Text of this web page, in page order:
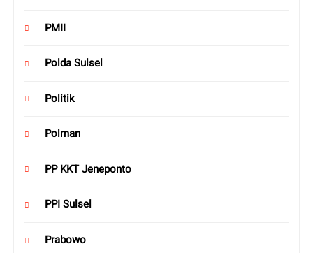
PMII
Polda Sulsel
Politik
Polman
PP KKT Jeneponto
PPI Sulsel
Prabowo